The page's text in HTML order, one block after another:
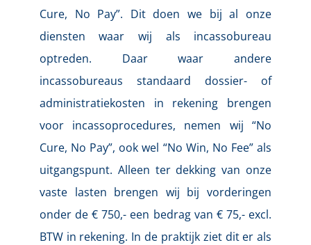
Cure, No Pay”. Dit doen we bij al onze
diensten waar wij als incassobureau
optreden. Daar waar andere
incassobureaus standaard dossier- of
administratiekosten in rekening brengen
voor incassoprocedures, nemen wij “No
Cure, No Pay”, ook wel “No Win, No Fee” als
uitgangspunt. Alleen ter dekking van onze
vaste lasten brengen wij bij vorderingen
onder de € 750,- een bedrag van € 75,- excl.
BTW in rekening. In de praktijk ziet dit er als